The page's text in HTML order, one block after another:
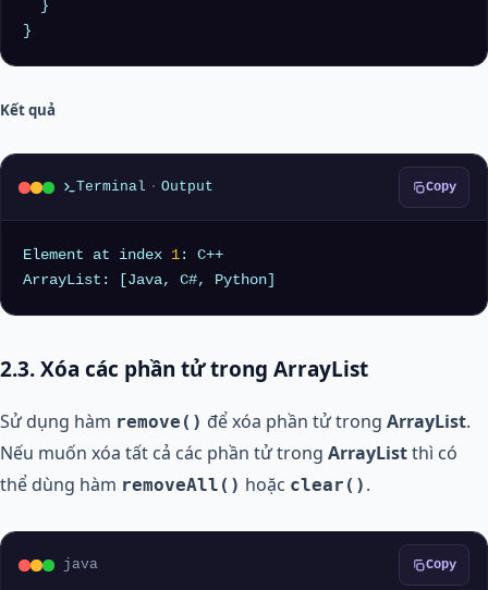
  }
Kết quả
Terminal · Output Copy
Element at index 1 : C++
2.3. Xóa các phần tử trong ArrayList
Sử dụng hàm remove() để xóa phần tử trong ArrayList.
Nếu muốn xóa tất cả các phần tử trong ArrayListthì có
thể dùng hàm removeAll() hoặc clear() .
java Copy